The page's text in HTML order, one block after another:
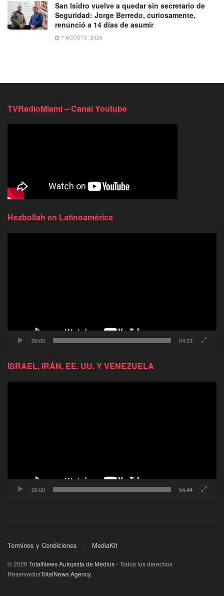
San Isidro vuelve a quedar sin secretario de
Seguridad: Jorge Berredo, curiosamente,
renunció a 14 días de asumir
7 AGOSTO, 2026
TVRadioMiami – Canal Youtube
Hezbollah en Latinoamérica
00:00 04:23
ISRAEL, IRÁN, EE. UU. Y VENEZUELA
00:00 54:44
Terminos y Condiciones MediaKit
© 2026 TotalNews Autopista de Medios- Todos los derechos
ReservadosTotalNews Agency.